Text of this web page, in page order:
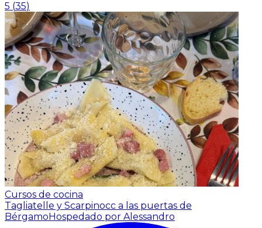
5 (35)
Cursos de cocina
Tagliatelle y Scarpinocc a las puertas de
Bérgamo Hospedado por Alessandro